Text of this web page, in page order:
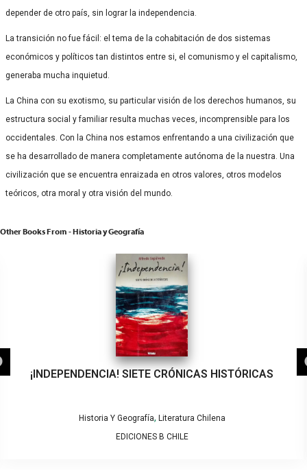
depender de otro país, sin lograr la independencia.
La transición no fue fácil: el tema de la cohabitación de dos sistemas
económicos y políticos tan distintos entre si, el comunismo y el capitalismo,
generaba mucha inquietud.
La China con su exotismo, su particular visión de los derechos humanos, su
estructura social y familiar resulta muchas veces, incomprensible para los
occidentales. Con la China nos estamos enfrentando a una civilización que
se ha desarrollado de manera completamente autónoma de la nuestra. Una
civilización que se encuentra enraizada en otros valores, otros modelos
teóricos, otra moral y otra visión del mundo.
Other Books From - Historia y Geografía
¡INDEPENDENCIA! SIETE CRÓNICAS HISTÓRICAS
Historia Y Geografía, Literatura Chilena
EDICIONES B CHILE